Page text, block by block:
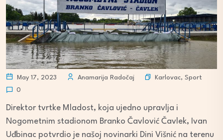
May 17, 2023 Anamarija Radočaj Karlovac, Sport
0
Direktor tvrtke Mladost, koja ujedno upravlja i
Nogometnim stadionom Branko Čavlović Čavlek, Ivan
Uđbinac potvrdio je našoj novinarki Dini Višnić na terenu